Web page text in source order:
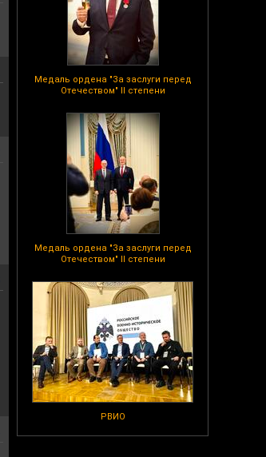
Медаль ордена "За заслуги перед
Отечеством" II степени
Медаль ордена "За заслуги перед
Отечеством" II степени
РВИО